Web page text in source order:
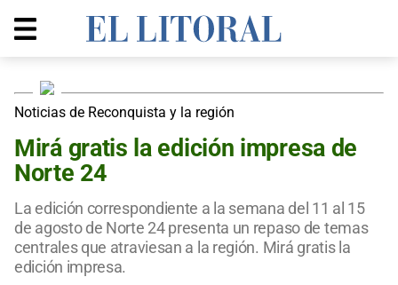
Noticias de Reconquista y la región
Mirá gratis la edición impresa de
Norte 24
La edición correspondiente a la semana del 11 al 15
de agosto de Norte 24 presenta un repaso de temas
centrales que atraviesan a la región. Mirá gratis la
edición impresa.